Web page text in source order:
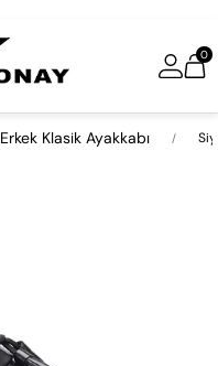
0
Erkek Klasik Ayakkabı